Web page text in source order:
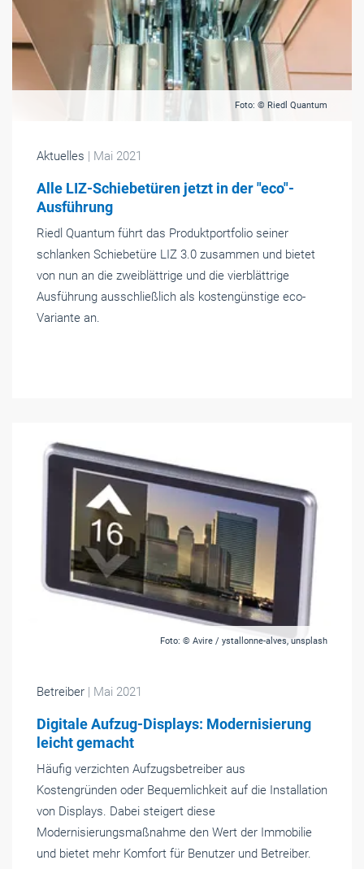
Foto: © Riedl Quantum
Aktuelles | Mai 2021
Alle LIZ-Schiebetüren jetzt in der "eco"-
Ausführung
Riedl Quantum führt das Produktportfolio seiner
schlanken Schiebetüre LIZ 3.0 zusammen und bietet
von nun an die zweiblättrige und die vierblättrige
Ausführung ausschließlich als kostengünstige eco-
Variante an.
Foto: © Avire / ystallonne-alves, unsplash
Betreiber | Mai 2021
Digitale Aufzug-Displays: Modernisierung
leicht gemacht
Häufig verzichten Aufzugsbetreiber aus
Kostengründen oder Bequemlichkeit auf die Installation
von Displays. Dabei steigert diese
Modernisierungsmaßnahme den Wert der Immobilie
und bietet mehr Komfort für Benutzer und Betreiber.